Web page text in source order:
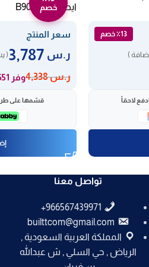
٪13 خصم
)
لاحقاً
خصمايطالي B90EDS
سعر المنتج
ر.س (
ر.س4,338 وفر 551 ر.س
قسّمها على
تواصل معنا
builttcom@gmail.com
المملكة العربية السعودية ,
الرياض , حي السلي , ش عبدالله